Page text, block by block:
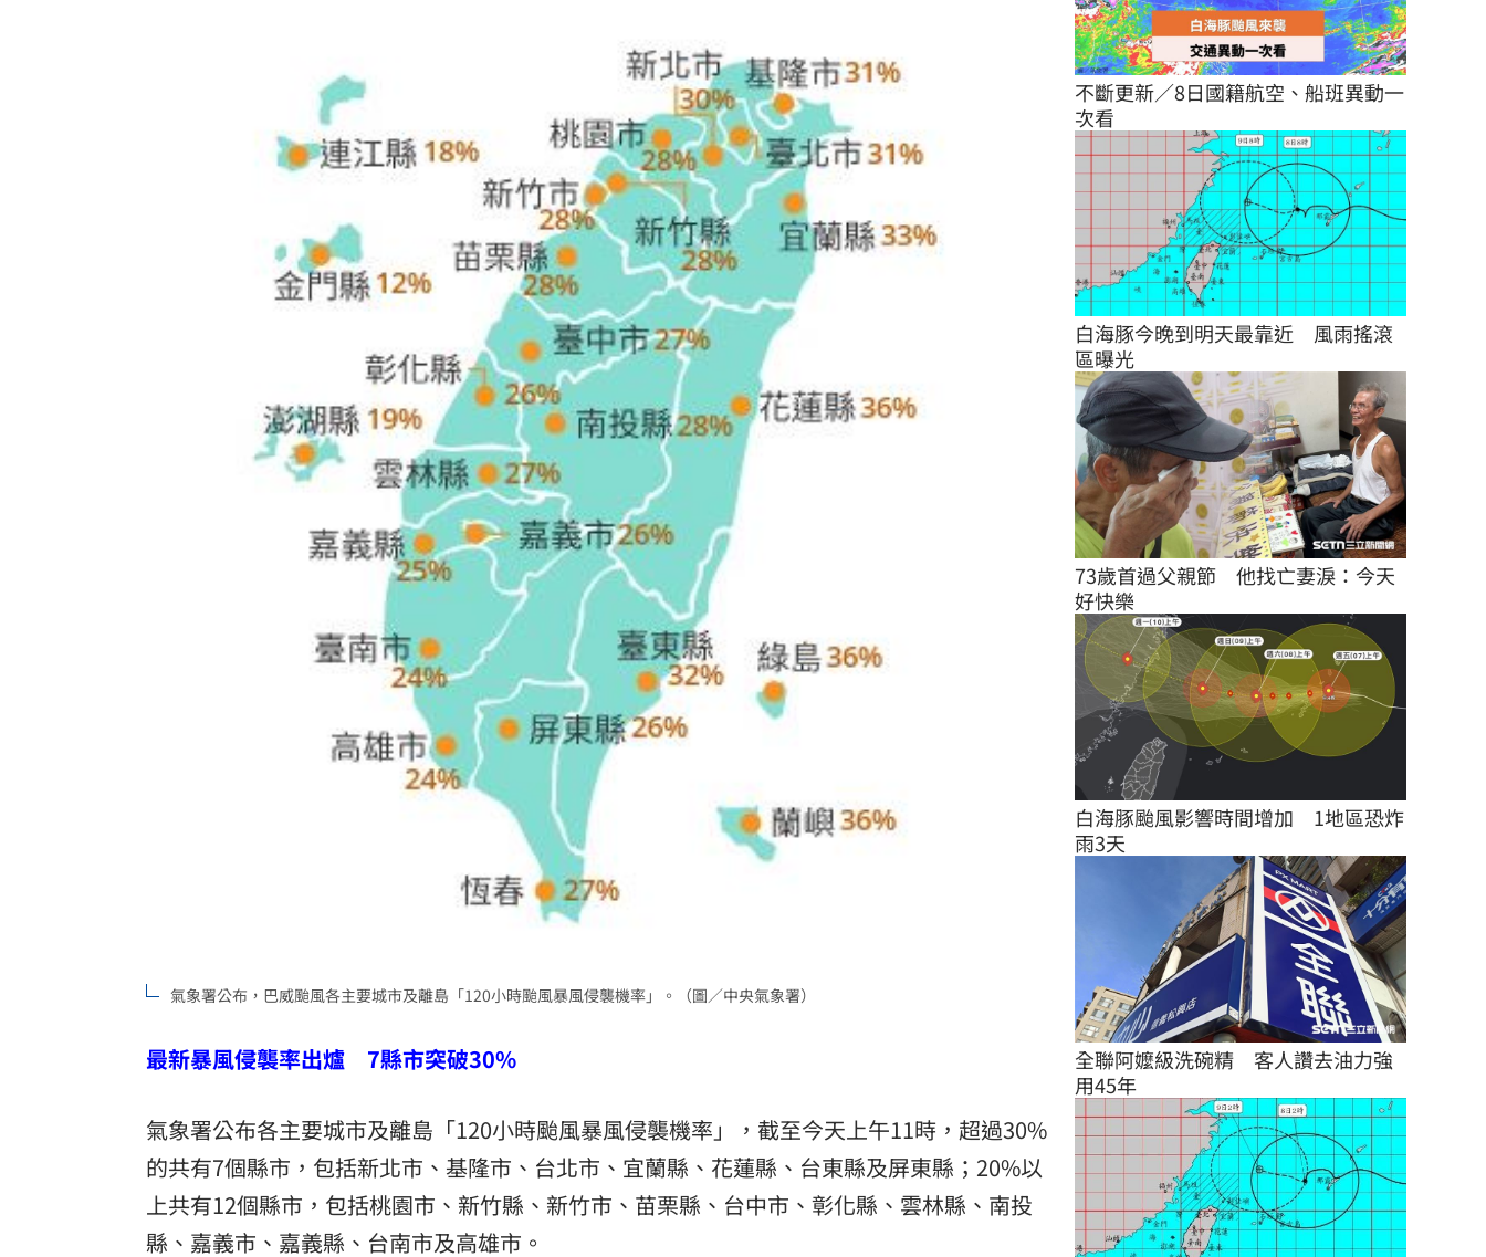
氣象署公布，巴威颱風各主要城市及離島「120小時颱風暴風侵襲機率」。（圖／中央氣象署）
最新暴風侵襲率出爐 7縣市突破30%
氣象署公布各主要城市及離島「120小時颱風暴風侵襲機率」，截至今天上午11時，超過30%
的共有7個縣市，包括新北市、基隆市、台北市、宜蘭縣、花蓮縣、台東縣及屏東縣；20%以
上共有12個縣市，包括桃園市、新竹縣、新竹市、苗栗縣、台中市、彰化縣、雲林縣、南投
縣、嘉義市、嘉義縣、台南市及高雄市。
不斷更新／8日國籍航空、船班異動一
次看
白海豚今晚到明天最靠近　風雨搖滾
區曝光
73歲首過父親節　他找亡妻淚：今天
好快樂
白海豚颱風影響時間增加　1地區恐炸
雨3天
全聯阿嬤級洗碗精　客人讚去油力強
用45年